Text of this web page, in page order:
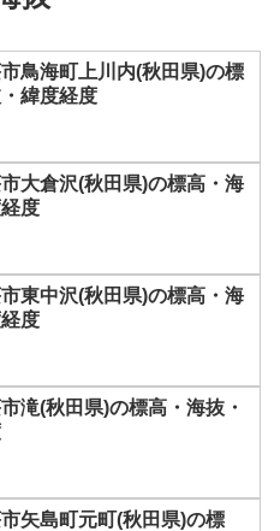
鳥海町上川内(秋田県)の標
緯度経度
大倉沢(秋田県)の標高・海
度
東中沢(秋田県)の標高・海
度
滝(秋田県)の標高・海抜・
矢島町元町(秋田県)の標